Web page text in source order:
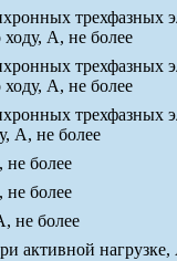
трехфазных
А, не более
трехфазных
А, не более
трехфазных
А, не более
более
более
не более
активной нагрузке,